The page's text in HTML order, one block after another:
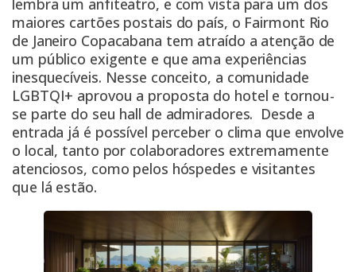
lembra um anfiteatro, e com vista para um dos
maiores cartões postais do país, o Fairmont Rio
de Janeiro Copacabana tem atraído a atenção de
um público exigente e que ama experiências
inesquecíveis. Nesse conceito, a comunidade
LGBTQI+ aprovou a proposta do hotel e tornou-
se parte do seu hall de admiradores. Desde a
entrada já é possível perceber o clima que envolve
o local, tanto por colaboradores extremamente
atenciosos, como pelos hóspedes e visitantes
que lá estão.